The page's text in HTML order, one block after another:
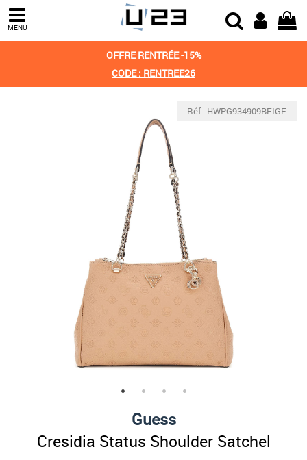
MENU
OFFRE RENTRÉE -15%
CODE : RENTREE26
Réf : HWPG934909BEIGE
Guess
Cresidia Status Shoulder Satchel